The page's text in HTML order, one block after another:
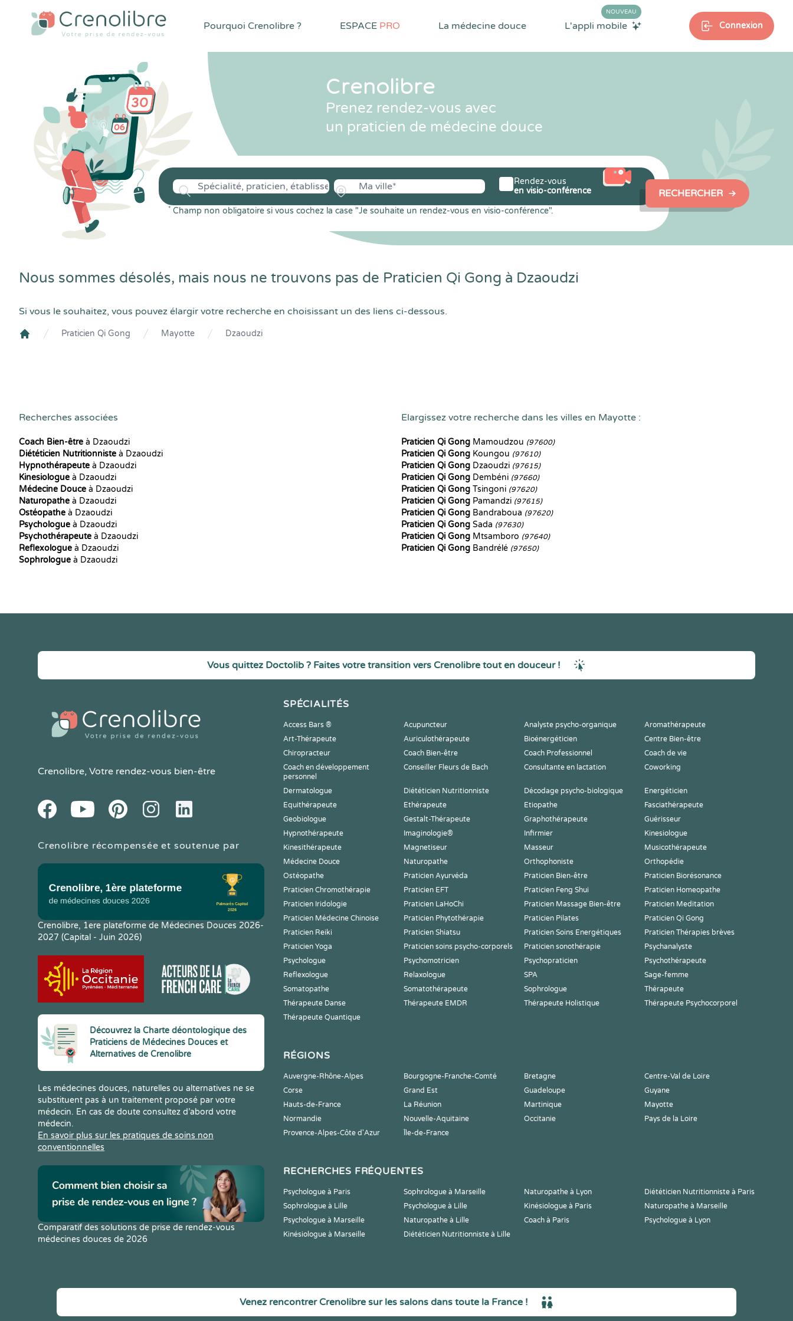
Pourquoi Crenolibre ? ESPACE PRO La médecine douce L'appli mobile
NOUVEAU
Connexion
Crenolibre
Prenez rendez-vous avec
un praticien de médecine douce
* Champ non obligatoire si vous cochez la case "Je souhaite un rendez-vous en visio-conférence".
Rendez-vous
en visio-conférence
RECHERCHER
Nous sommes désolés, mais nous ne trouvons pas de Praticien Qi Gong à Dzaoudzi
Si vous le souhaitez, vous pouvez élargir votre recherche en choisissant un des liens ci-dessous.
Praticien Qi Gong Mayotte Dzaoudzi
Recherches associées
Coach Bien-être à Dzaoudzi
Diététicien Nutritionniste à Dzaoudzi
Hypnothérapeute à Dzaoudzi
Kinesiologue à Dzaoudzi
Médecine Douce à Dzaoudzi
Naturopathe à Dzaoudzi
Ostéopathe à Dzaoudzi
Psychologue à Dzaoudzi
Psychothérapeute à Dzaoudzi
Reflexologue à Dzaoudzi
Sophrologue à Dzaoudzi
Elargissez votre recherche dans les villes en Mayotte :
Praticien Qi Gong Mamoudzou (97600)
Praticien Qi Gong Koungou (97610)
Praticien Qi Gong Dzaoudzi (97615)
Praticien Qi Gong Dembéni (97660)
Praticien Qi Gong Tsingoni (97620)
Praticien Qi Gong Pamandzi (97615)
Praticien Qi Gong Bandraboua (97620)
Praticien Qi Gong Sada (97630)
Praticien Qi Gong Mtsamboro (97640)
Praticien Qi Gong Bandrélé (97650)
Vous quittez Doctolib ? Faites votre transition vers Crenolibre tout en douceur !
Crenolibre, Votre rendez-vous bien-être
FacebookYoutube PinteresetInstagramLinkedIn
Crenolibre récompensée et soutenue par
Crenolibre, 1ere plateforme de Médecines Douces 2026-
2027 (Capital - Juin 2026)
Découvrez la Charte déontologique des
Praticiens de Médecines Douces et
Alternatives de Crenolibre
Les médecines douces, naturelles ou alternatives ne se
substituent pas à un traitement proposé par votre
médecin. En cas de doute consultez d’abord votre
médecin.
En savoir plus sur les pratiques de soins non
conventionnelles
Comparatif des solutions de prise de rendez-vous
médecines douces de 2026
SPÉCIALITÉS
Access Bars ® Acupuncteur Analyste psycho-organique
Aromathérapeute
Art-Thérapeute
Auriculothérapeute Bioénergéticien
Centre Bien-être
Chiropracteur
Coach Bien-être Coach Professionnel
Coach de vie
Coach en développement
personnel
Conseiller Fleurs de Bach Consultante en lactation Coworking
Dermatologue Diététicien Nutritionniste Décodage psycho-biologique
Energéticien
Equithérapeute
Ethérapeute Etiopathe
Fasciathérapeute
Geobiologue
Gestalt-Thérapeute Graphothérapeute
Guérisseur
Hypnothérapeute
Imaginologie® Infirmier
Kinesiologue
Kinesithérapeute
Magnetiseur Masseur
Musicothérapeute
Médecine Douce
Naturopathe Orthophoniste
Orthopédie
Ostéopathe
Praticien Ayurvéda Praticien Bien-être
Praticien Biorésonance
Praticien Chromothérapie
Praticien EFT Praticien Feng Shui
Praticien Homeopathe
Praticien Iridologie
Praticien LaHoChi Praticien Massage Bien-être
Praticien Meditation
Praticien Médecine Chinoise
Praticien Phytothérapie Praticien Pilates
Praticien Qi Gong
Praticien Reiki
Praticien Shiatsu Praticien Soins Energétiques
Praticien Thérapies brèves
Praticien Yoga
Praticien soins psycho-corporels Praticien sonothérapie
Psychanalyste
Psychologue
Psychomotricien Psychopraticien
Psychothérapeute
Reflexologue
Relaxologue SPA
Sage-femme
Somatopathe
Somatothérapeute Sophrologue
Thérapeute
Thérapeute Danse
Thérapeute EMDR Thérapeute Holistique
Thérapeute Psychocorporel
Thérapeute Quantique
RÉGIONS
Auvergne-Rhône-Alpes Bourgogne-Franche-Comté Bretagne
Centre-Val de Loire
Corse
Grand Est Guadeloupe
Guyane
Hauts-de-France
La Réunion Martinique
Mayotte
Normandie
Nouvelle-Aquitaine Occitanie
Pays de la Loire
Provence-Alpes-Côte d'Azur
Île-de-France
RECHERCHES FRÉQUENTES
Psychologue à Paris Sophrologue à Marseille Naturopathe à Lyon
Diététicien Nutritionniste à Paris
Sophrologue à Lille
Psychologue à Lille Kinésiologue à Paris
Naturopathe à Marseille
Psychologue à Marseille
Naturopathe à Lille Coach à Paris
Psychologue à Lyon
Kinésiologue à Marseille
Diététicien Nutritionniste à Lille
Venez rencontrer Crenolibre sur les salons dans toute la France !